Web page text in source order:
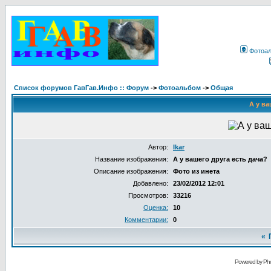
Список форумов ГавГав.Инфо :: Форум -> Фотоальбом -> Общая
А у
Автор:
Ikar
Название изображения:
А у вашего друга есть дача?
Описание изображения:
Фото из инета
Добавлено:
23/02/2012 12:01
Просмотров:
33216
Оценка:
10
Комментарии:
0
«
Powered by